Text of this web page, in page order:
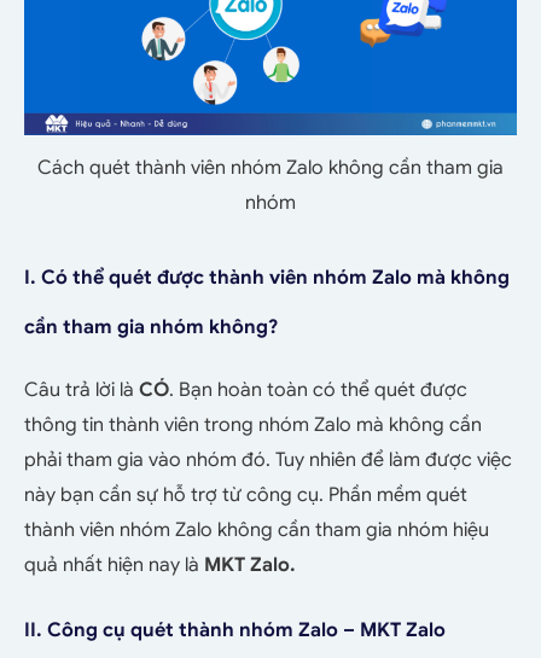
Cách quét thành viên nhóm Zalo không cần tham gia
nhóm
I. Có thể quét được thành viên nhóm Zalo mà không
cần tham gia nhóm không?
Câu trả lời là CÓ. Bạn hoàn toàn có thể quét được
thông tin thành viên trong nhóm Zalo mà không cần
phải tham gia vào nhóm đó. Tuy nhiên để làm được việc
này bạn cần sự hỗ trợ từ công cụ. Phần mềm quét
thành viên nhóm Zalo không cần tham gia nhóm hiệu
quả nhất hiện nay là MKT Zalo.
II. Công cụ quét thành nhóm Zalo – MKT Zalo